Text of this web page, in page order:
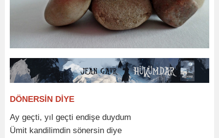
DÖNERSİN DİYE
Ay geçti, yıl geçti endişe duydum
Ümit kandilimdin sönersin diye